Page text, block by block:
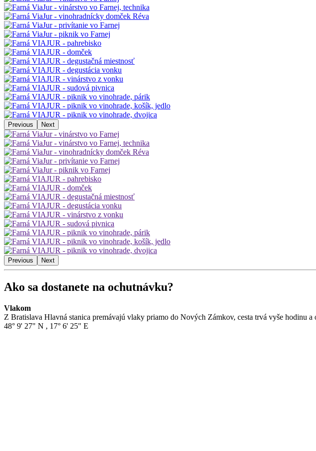
Previous Next
Previous Next
Ako sa dostanete na ochutnávku?
Vlakom
Z Bratislava Hlavná stanica premávajú vlaky priamo do Nových Zámkov, cesta trvá vyše hodinu
48° 9' 27" N , 17° 6' 25" E